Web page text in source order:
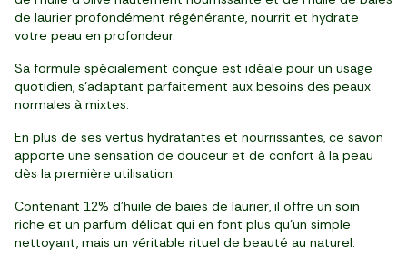
de laurier profondément régénérante, nourrit et hydrate
votre peau en profondeur.
Sa formule spécialement conçue est idéale pour un usage
quotidien, s'adaptant parfaitement aux besoins des peaux
normales à mixtes.
En plus de ses vertus hydratantes et nourrissantes, ce savon
apporte une sensation de douceur et de confort à la peau
dès la première utilisation.
Contenant 12% d'huile de baies de laurier, il offre un soin
riche et un parfum délicat qui en font plus qu'un simple
nettoyant, mais un véritable rituel de beauté au naturel.